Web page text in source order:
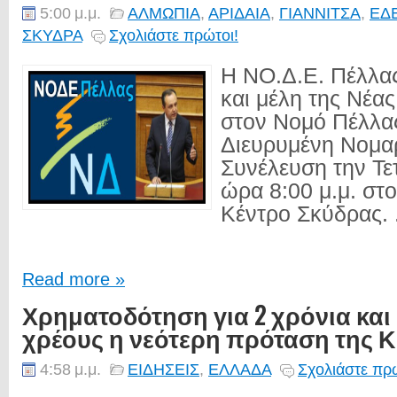
5:00 μ.μ. ΑΛΜΩΠΙΑ, ΑΡΙΔΑΙΑ, ΓΙΑΝΝΙΤΣΑ,
ΣΚΥΔΡΑ
Σχολιάστε πρώτοι!
Η ΝΟ.Δ.Ε. Πέλλας
και μέλη της
στον Νομό
Διευρυμένη
Συνέλευση την
ώρα 8:00 μ.μ. στο
Κέντρο Σκύδρας.
Read more »
Χρηματοδότηση για 2 χρόνια
χρέους η νεότερη πρόταση της
4:58 μ.μ. ΕΙΔΗΣΕΙΣ, ΕΛΛΑΔΑ Σχολιάστε